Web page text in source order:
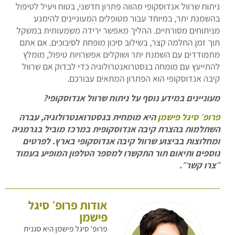
ניתוח שרוול אנדוסקופי מהווה פתרון חדשני, בטוח ויעיל לטיפול
בהשמנת יתר, במיוחד עבור מטופלים המעוניינים להימנע
מניתוחים מסורתיים. ההליך מאפשר ירידה משמעותית במשקל
תוך זמן החלמה קצר, בשילוב סיכון מופחת לסיבוכים. אם אתם
מתמודדים עם השמנת יתר ושוקלים אפשרויות טיפול, מומלץ
להתייעץ עם מומחה בגסטרואנטרולוגיה כדי לבדוק אם שרוול
קיבה אנדוסקופי הוא הפתרון המתאים עבורכם.
מעוניינים במידע נוסף על ניתוח שרוול אנדוסקופי?
פרופ׳ סיגל פישמןהיא מומחית בגסטרואנטרולוגיה, עברה
השתלמות בהצרת קיבה אנדוסקופית במרכז מוביל בגרמניה
ומחלוצות בביצוע שרוול קיבה אנדוסקופי בארץ. לפרטים
נוספים ותיאום תור התקשרו למספר הטלפון המופיע בעמוד
״צרו קשר״.
אודות פרופ׳ סיגל
פישמן
פרופ' סיגל פישמן היא סגנית